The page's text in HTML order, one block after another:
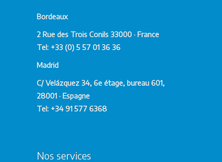
Bordeaux
2 Rue des Trois Conils 33000 · France
Tel: +33 (0) 5 57 01 36 36
Madrid
C/ Velázquez 34, 6e étage, bureau 601,
28001 · Espagne
Tel: +34 91 577 6368
Nos services